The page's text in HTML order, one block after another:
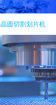
晶圆切割划片机